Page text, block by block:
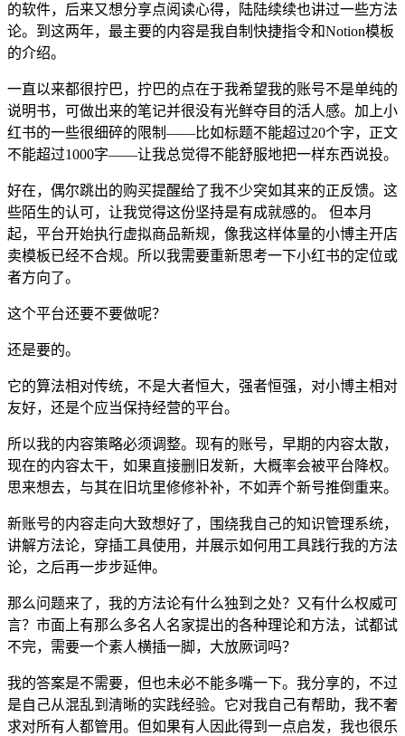
的软件，后来又想分享点阅读心得，陆陆续续也讲过一些方法
论。到这两年，最主要的内容是我自制快捷指令和Notion模板
的介绍。
一直以来都很拧巴，拧巴的点在于我希望我的账号不是单纯的
说明书，可做出来的笔记并很没有光鲜夺目的活人感。加上小
红书的一些很细碎的限制——比如标题不能超过20个字，正文
不能超过1000字——让我总觉得不能舒服地把一样东西说投。
好在，偶尔跳出的购买提醒给了我不少突如其来的正反馈。这
些陌生的认可，让我觉得这份坚持是有成就感的。 但本月
起，平台开始执行虚拟商品新规，像我这样体量的小博主开店
卖模板已经不合规。所以我需要重新思考一下小红书的定位或
者方向了。
这个平台还要不要做呢？
还是要的。
它的算法相对传统，不是大者恒大，强者恒强，对小博主相对
友好，还是个应当保持经营的平台。
所以我的内容策略必须调整。现有的账号，早期的内容太散，
现在的内容太干，如果直接删旧发新，大概率会被平台降权。
思来想去，与其在旧坑里修修补补，不如弄个新号推倒重来。
新账号的内容走向大致想好了，围绕我自己的知识管理系统，
讲解方法论，穿插工具使用，并展示如何用工具践行我的方法
论，之后再一步步延伸。
那么问题来了，我的方法论有什么独到之处？又有什么权威可
言？市面上有那么多名人名家提出的各种理论和方法，试都试
不完，需要一个素人横插一脚，大放厥词吗？
我的答案是不需要，但也未必不能多嘴一下。我分享的，不过
是自己从混乱到清晰的实践经验。它对我自己有帮助，我不奢
求对所有人都管用。但如果有人因此得到一点启发，我也很乐